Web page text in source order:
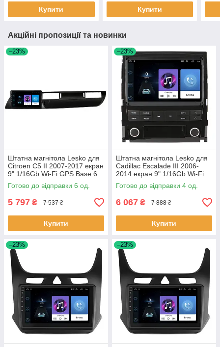
Купити Купити
Акційні пропозиції та новинки
–23%
Штатна магнітола Lesko для
Citroen C5 II 2007-2017 екран
9" 1/16Gb Wi-Fi GPS Base 6
шт.
Готово до відправки 6 од.
5 797 ₴ 7 537 ₴
Купити
–23%
Штатна магнітола Lesko для
Cadillac Escalade III 2006-
2014 екран 9" 1/16Gb Wi-Fi
GPS Base Каміллак 4 шт.
Готово до відправки 4 од.
6 067 ₴ 7 888 ₴
Купити
–23% –23%